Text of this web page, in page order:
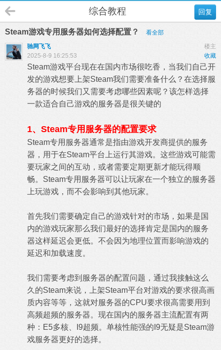
回复
综合教程
Steam游戏专用服务器如何选择配置？
看全部
楼主
驰网飞飞
收藏
2025-8-9 16:25:53
Steam游戏平台现在在国内市场很吃香，当我们自己开
发的游戏想要上架Steam我们需要准备什么？在选择服
务器的时候我们又需要考虑哪些因素呢？该怎样选择
一款适合自己游戏的服务器是很关键的
1、Steam专用服务器的配置要求
Steam专用服务器通常是指由游戏开发商提供的服务
器，用于在Steam平台上运行其游戏。这些游戏可能需
要玩家之间的互动，或者需要定期更新才能玩得顺
畅。Steam专用服务器可以让玩家在一个独立的服务器
上玩游戏，而不会影响到其他玩家。
首先我们需要确定自己的游戏针对的市场，如果是国
内的游戏玩家那么我们最好的选择肯定是国内的服务
器这样延迟会更低。不会因为地理位置而影响游戏的
延迟和加载速度。
我们需要考虑到服务器的配置问题，通过我接触这么
久的Steam来说，上架Steam平台对游戏的要求很高画
质内容等等，这就对服务器的CPU要求很高需要用到
高频超频的服务器。现在国内的服务器主流配置有两
种：E5多核、I9超频。单核性能强的I9无疑是Steam游
戏服务器更好的选择。